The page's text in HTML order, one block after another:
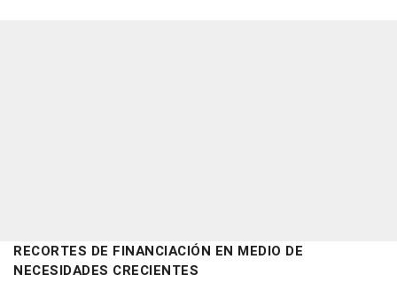
RECORTES DE FINANCIACIÓN EN MEDIO DE
NECESIDADES CRECIENTES